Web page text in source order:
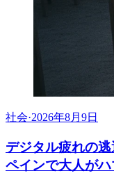
社会·2026年8月9日
デジタル疲れの
ペインで大人が